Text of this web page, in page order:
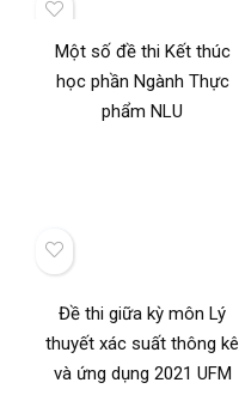
Một số đề thi Kết thúc
học phần Ngành Thực
phẩm NLU
Đề thi giữa kỳ môn Lý
thuyết xác suất thông kê
và ứng dụng 2021 UFM